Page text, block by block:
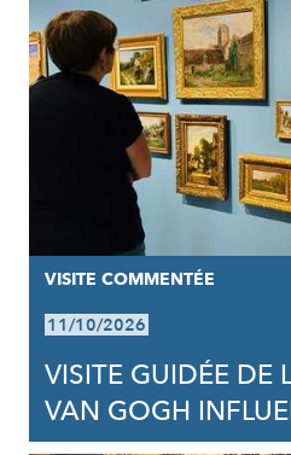
VISITE COMMENTÉE
11/10/2026
VISITE GUIDÉE DE
VAN GOGH